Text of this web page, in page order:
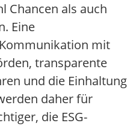
Chancen als auch
Eine
mit
transparente
und die Einhaltung
daher für
die ESG-